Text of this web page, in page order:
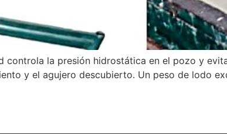
controla la presión hidrostática en el pozo y
y el agujero descubierto. Un peso de lodo